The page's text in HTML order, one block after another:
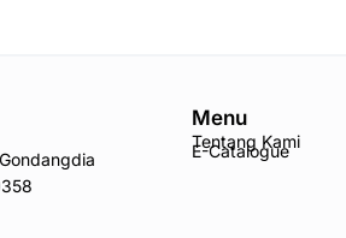
Menu
Tentang Kami
E-Catalogue